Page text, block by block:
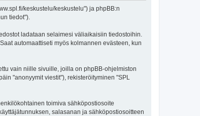
keskustelu/keskustelu") ja phpBB:n
tiedot").
ladataan selaimesi väliaikaisiin tiedostoihin.
automaattiseti myös kolmannen evästeen, kun
vain niille sivuille, joilla on phpBB-ohjelmiston
"anonyymit viestit"), rekisteröityminen "SPL
toimiva sähköpostiosoite
salasanan ja sähköpostiosoitteen